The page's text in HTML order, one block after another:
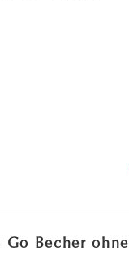
Go Becher ohne